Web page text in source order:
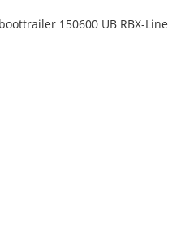
150600 UB RBX-Line